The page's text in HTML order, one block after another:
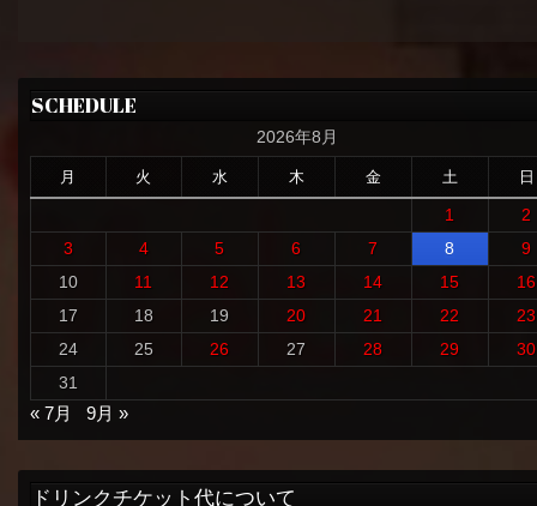
SCHEDULE
2026年8月
月 火 水 木 金 土 日
1
2
3
4 5 6 7 8
9
10
11 12 13 14 15
16
17
18 19 20 21 22
23
24
25 26 27 28 29
30
31
« 7月
9月 »
ドリンクチケット代について